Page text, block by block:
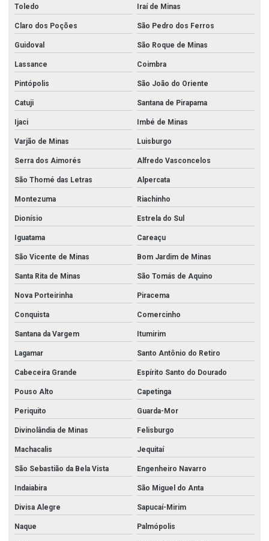
Toledo Iraí de Minas
Claro dos Poções São Pedro dos Ferros
Guidoval São Roque de Minas
Lassance Coimbra
Pintópolis São João do Oriente
Catuji Santana de Pirapama
Ijaci Imbé de Minas
Varjão de Minas Luisburgo
Serra dos Aimorés Alfredo Vasconcelos
São Thomé das Letras Alpercata
Montezuma Riachinho
Dionísio Estrela do Sul
Iguatama Careaçu
São Vicente de Minas Bom Jardim de Minas
Santa Rita de Minas São Tomás de Aquino
Nova Porteirinha Piracema
Conquista Comercinho
Santana da Vargem Itumirim
Lagamar Santo Antônio do Retiro
Cabeceira Grande Espírito Santo do Dourado
Pouso Alto Capetinga
Periquito Guarda-Mor
Divinolândia de Minas Felisburgo
Machacalis Jequitaí
São Sebastião da Bela Vista Engenheiro Navarro
Indaiabira São Miguel do Anta
Divisa Alegre Sapucaí-Mirim
Naque Palmópolis